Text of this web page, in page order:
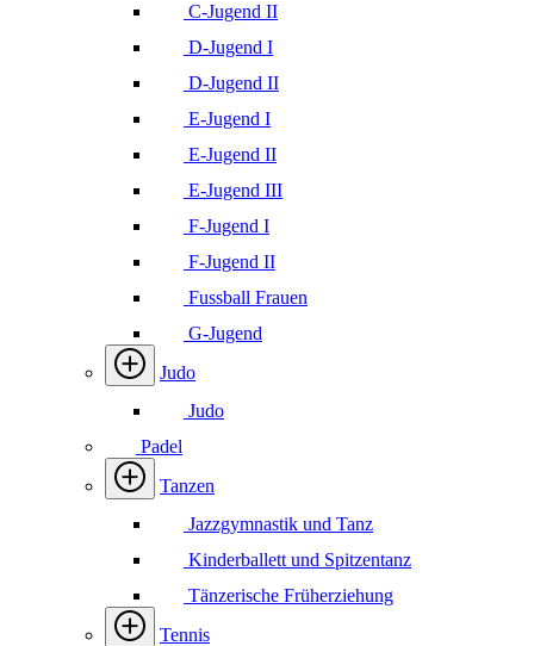
C-Jugend II
D-Jugend I
D-Jugend II
E-Jugend I
E-Jugend II
E-Jugend III
F-Jugend I
F-Jugend II
Fussball Frauen
G-Jugend
Judo
Judo
Padel
Tanzen
Jazzgymnastik und Tanz
Kinderballett und Spitzentanz
Tänzerische Früherziehung
Tennis